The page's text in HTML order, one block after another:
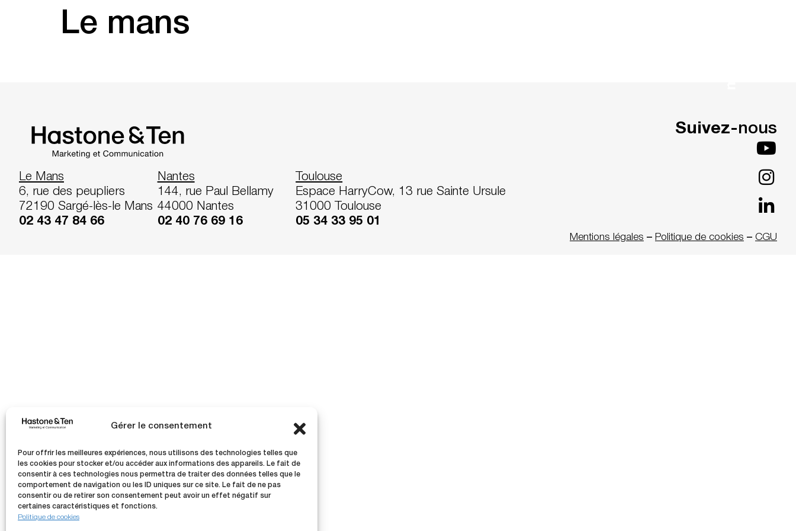
Gérer le consentement
Pour offrir les meilleures expériences, nous utilisons des technologies telles que
les cookies pour stocker et/ou accéder aux informations des appareils. Le fait de
consentir à ces technologies nous permettra de traiter des données telles que le
comportement de navigation ou les ID uniques sur ce site. Le fait de ne pas
consentir ou de retirer son consentement peut avoir un effet négatif sur
certaines caractéristiques et fonctions.
Politique de cookies
Le mans
Le Mans
6, rue des peupliers
72190 Sargé-lès-le Mans
02 43 47 84 66
Nantes
144, rue Paul Bellamy
44000 Nantes
02 40 76 69 16
Toulouse
Espace HarryCow, 13 rue Sainte Ursule
31000 Toulouse
05 34 33 95 01
Suivez-nous
Mentions légales – Politique de cookies – CGU